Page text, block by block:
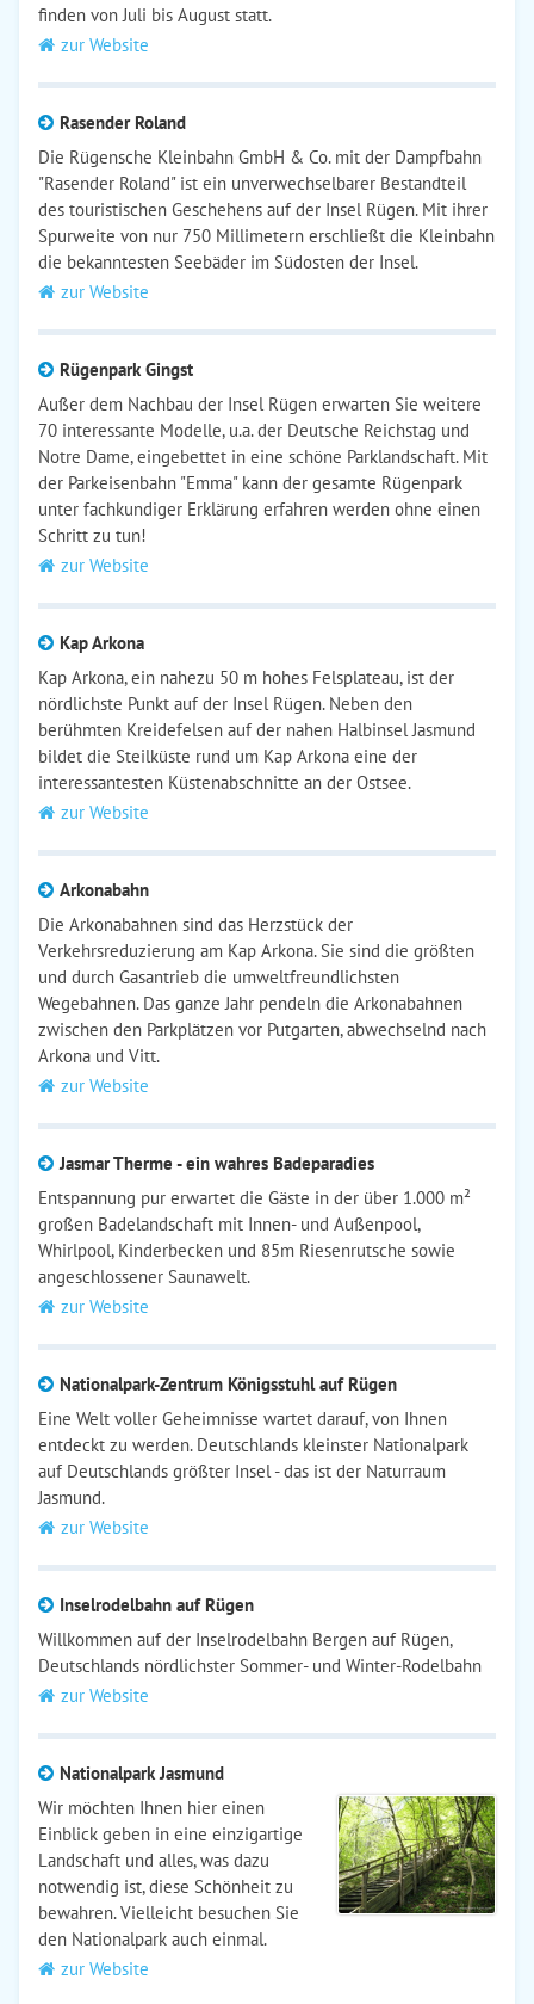
finden von Juli bis August statt.
zur Website
Rasender Roland
Die Rügensche Kleinbahn GmbH & Co. mit der Dampfbahn
"Rasender Roland" ist ein unverwechselbarer Bestandteil
des touristischen Geschehens auf der Insel Rügen. Mit ihrer
Spurweite von nur 750 Millimetern erschließt die Kleinbahn
die bekanntesten Seebäder im Südosten der Insel.
zur Website
Rügenpark Gingst
Außer dem Nachbau der Insel Rügen erwarten Sie weitere
70 interessante Modelle, u.a. der Deutsche Reichstag und
Notre Dame, eingebettet in eine schöne Parklandschaft. Mit
der Parkeisenbahn "Emma" kann der gesamte Rügenpark
unter fachkundiger Erklärung erfahren werden ohne einen
Schritt zu tun!
zur Website
Kap Arkona
Kap Arkona, ein nahezu 50 m hohes Felsplateau, ist der
nördlichste Punkt auf der Insel Rügen. Neben den
berühmten Kreidefelsen auf der nahen Halbinsel Jasmund
bildet die Steilküste rund um Kap Arkona eine der
interessantesten Küstenabschnitte an der Ostsee.
zur Website
Arkonabahn
Die Arkonabahnen sind das Herzstück der
Verkehrsreduzierung am Kap Arkona. Sie sind die größten
und durch Gasantrieb die umweltfreundlichsten
Wegebahnen. Das ganze Jahr pendeln die Arkonabahnen
zwischen den Parkplätzen vor Putgarten, abwechselnd nach
Arkona und Vitt.
zur Website
Jasmar Therme - ein wahres Badeparadies
Entspannung pur erwartet die Gäste in der über 1.000 m²
großen Badelandschaft mit Innen- und Außenpool,
Whirlpool, Kinderbecken und 85m Riesenrutsche sowie
angeschlossener Saunawelt.
zur Website
Nationalpark-Zentrum Königsstuhl auf Rügen
Eine Welt voller Geheimnisse wartet darauf, von Ihnen
entdeckt zu werden. Deutschlands kleinster Nationalpark
auf Deutschlands größter Insel - das ist der Naturraum
Jasmund.
zur Website
Inselrodelbahn auf Rügen
Willkommen auf der Inselrodelbahn Bergen auf Rügen,
Deutschlands nördlichster Sommer- und Winter-Rodelbahn
zur Website
Nationalpark Jasmund
Wir möchten Ihnen hier einen
Einblick geben in eine einzigartige
Landschaft und alles, was dazu
notwendig ist, diese Schönheit zu
bewahren. Vielleicht besuchen Sie
den Nationalpark auch einmal.
zur Website